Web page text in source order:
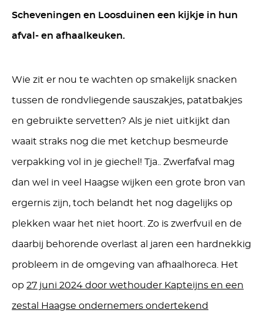
Scheveningen en Loosduinen een kijkje in hun
afval- en afhaalkeuken.
Wie zit er nou te wachten op smakelijk snacken
tussen de rondvliegende sauszakjes, patatbakjes
en gebruikte servetten? Als je niet uitkijkt dan
waait straks nog die met ketchup besmeurde
verpakking vol in je giechel! Tja.. Zwerfafval mag
dan wel in veel Haagse wijken een grote bron van
ergernis zijn, toch belandt het nog dagelijks op
plekken waar het niet hoort. Zo is zwerfvuil en de
daarbij behorende overlast al jaren een hardnekkig
probleem in de omgeving van afhaalhoreca. Het
op 27 juni 2024 door wethouder Kapteijns en een
zestal Haagse ondernemers ondertekend